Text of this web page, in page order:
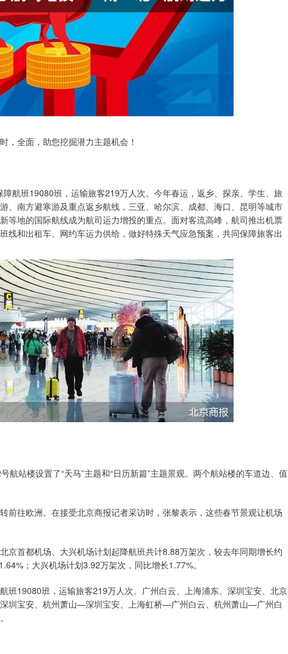
全面，助您挖掘潜力主题机会！
班19080班，运输旅客219万人次。今年春运，返乡、探亲、学生、旅
、南方避寒游及重点返乡航线，三亚、哈尔滨、成都、海口、昆明等城市
等地的国际航线成为航司运力增投的重点。面对客流高峰，航司推出机票
线和出租车、网约车运力供给，做好特殊天气应急预案，共同保障旅客出
站楼设置了“天马”主题和“日历新篇”主题景观。两个航站楼的车道边、值
往欧洲。在接受北京商报记者采访时，张黎表示，这些春节景观让机场
首都机场、大兴机场计划起降航班共计8.88万架次，较去年同期增长约
；大兴机场计划3.92万架次，同比增长1.77%。
19080班，运输旅客219万人次。广州白云、上海浦东、深圳宝安、北京
圳宝安、杭州萧山—深圳宝安、上海虹桥—广州白云、杭州萧山—广州白
1.42% 4694.44